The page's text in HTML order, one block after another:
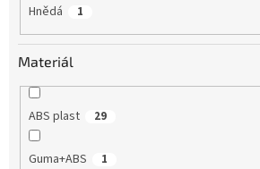
Hnědá 1
Materiál
ABS plast 29
Guma+ABS 1